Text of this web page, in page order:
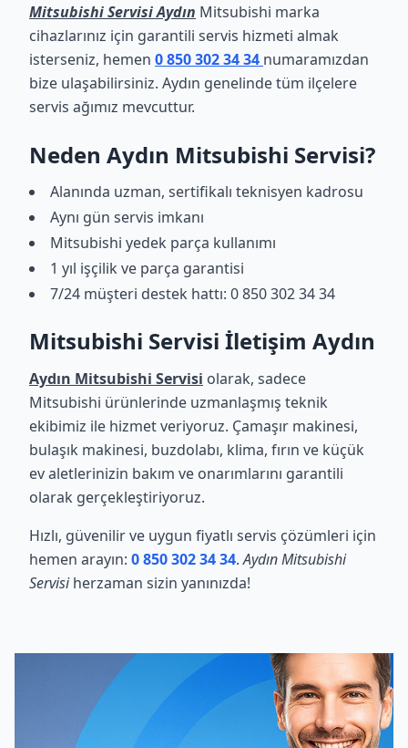
Mitsubishi Servisi Aydın Mitsubishi marka
cihazlarınız için garantili servis hizmeti almak
isterseniz, hemen 0 850 302 34 34 numaramızdan
bize ulaşabilirsiniz. Aydın genelinde tüm ilçelere
servis ağımız mevcuttur.
Neden Aydın Mitsubishi Servisi?
Alanında uzman, sertifikalı teknisyen kadrosu
Aynı gün servis imkanı
Mitsubishi yedek parça kullanımı
1 yıl işçilik ve parça garantisi
7/24 müşteri destek hattı: 0 850 302 34 34
Mitsubishi Servisi İletişim Aydın
Aydın Mitsubishi Servisi olarak, sadece
Mitsubishi ürünlerinde uzmanlaşmış teknik
ekibimiz ile hizmet veriyoruz. Çamaşır makinesi,
bulaşık makinesi, buzdolabı, klima, fırın ve küçük
ev aletlerinizin bakım ve onarımlarını garantili
olarak gerçekleştiriyoruz.
Hızlı, güvenilir ve uygun fiyatlı servis çözümleri için
hemen arayın: 0 850 302 34 34.Aydın Mitsubishi
Servisiherzaman sizin yanınızda!